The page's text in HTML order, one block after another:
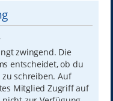
zwingend. Die
entscheidet, ob du
schreiben. Auf
Mitglied Zugriff auf